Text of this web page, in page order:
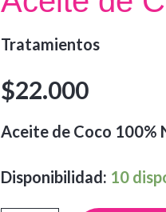
Tratamientos
$22.000
Aceite de Coco 100%
Disponibilidad: 10